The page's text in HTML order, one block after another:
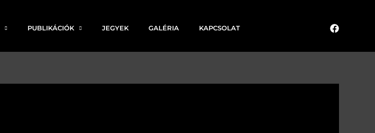
PUBLIKÁCIÓK JEGYEK GALÉRIA KAPCSOLAT